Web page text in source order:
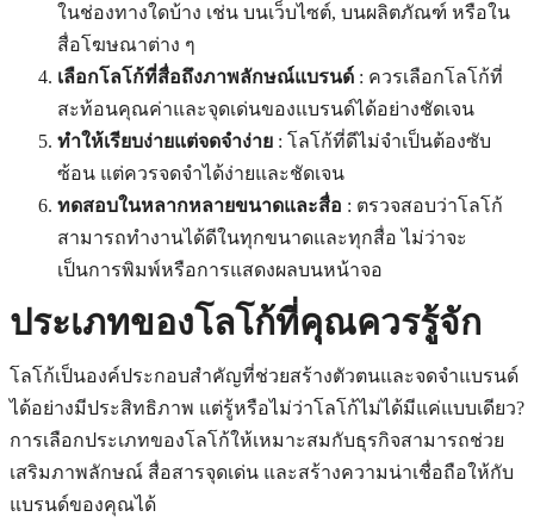
ในช่องทางใดบ้าง เช่น บนเว็บไซต์, บนผลิตภัณฑ์ หรือใน
สื่อโฆษณาต่าง ๆ
เลือกโลโก้ที่สื่อถึงภาพลักษณ์แบรนด์ : ควรเลือกโลโก้ที่
สะท้อนคุณค่าและจุดเด่นของแบรนด์ได้อย่างชัดเจน
ทำให้เรียบง่ายแต่จดจำง่าย : โลโก้ที่ดีไม่จำเป็นต้องซับ
ซ้อน แต่ควรจดจำได้ง่ายและชัดเจน
ทดสอบในหลากหลายขนาดและสื่อ : ตรวจสอบว่าโลโก้
สามารถทำงานได้ดีในทุกขนาดและทุกสื่อ ไม่ว่าจะ
เป็นการพิมพ์หรือการแสดงผลบนหน้าจอ
ประเภทของโลโก้ที่คุณควรรู้จัก
โลโก้เป็นองค์ประกอบสำคัญที่ช่วยสร้างตัวตนและจดจำแบรนด์
ได้อย่างมีประสิทธิภาพ แต่รู้หรือไม่ว่าโลโก้ไม่ได้มีแค่แบบเดียว?
การเลือกประเภทของโลโก้ให้เหมาะสมกับธุรกิจสามารถช่วย
เสริมภาพลักษณ์ สื่อสารจุดเด่น และสร้างความน่าเชื่อถือให้กับ
แบรนด์ของคุณได้